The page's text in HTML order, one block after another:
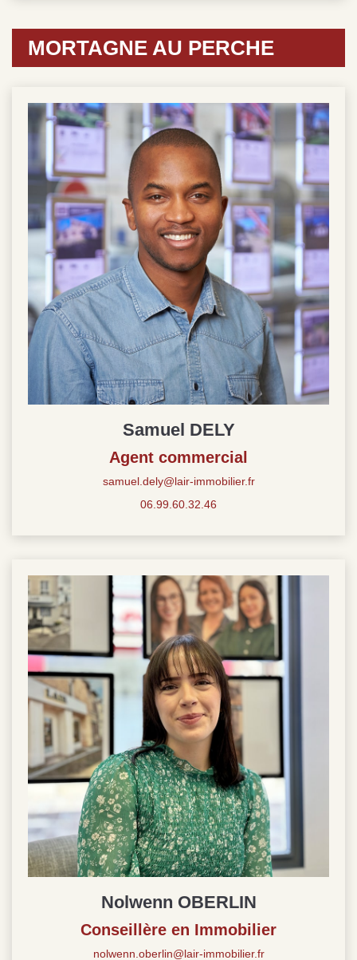
MORTAGNE AU PERCHE
Samuel DELY
Agent commercial
samuel.dely@lair-immobilier.fr
06.99.60.32.46
Nolwenn OBERLIN
Conseillère en Immobilier
nolwenn.oberlin@lair-immobilier.fr